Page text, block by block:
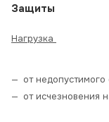
Защиты
Нагрузка
от
от исчезновения